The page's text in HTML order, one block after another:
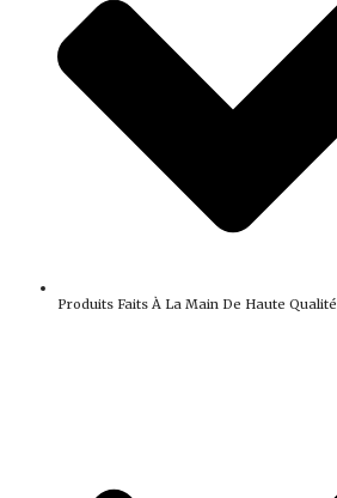
Produits Faits À La Main De Haute Qualité